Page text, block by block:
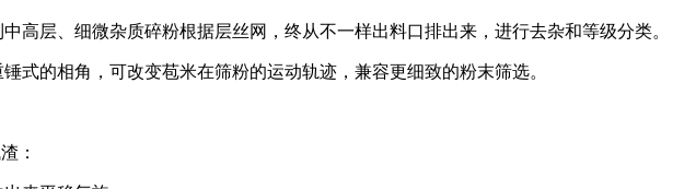
层、细微杂质碎粉根据层丝网，终从不一样出料口排出来，进行去杂和等级分类。
式的相角，可改变苞米在筛粉的运动轨迹，兼容更细致的粉末筛选。
：